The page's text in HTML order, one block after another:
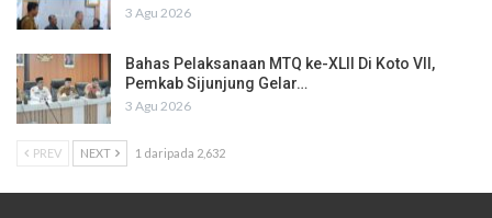
3 Agu 2026
Bahas Pelaksanaan MTQ ke-XLII Di Koto VII,
Pemkab Sijunjung Gelar…
3 Agu 2026
PREV NEXT 1 daripada 2,632